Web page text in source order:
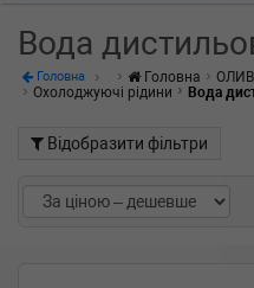
Вода
Головна Головна
Охолоджуючі рідини
Вода
Відобразити фільтри